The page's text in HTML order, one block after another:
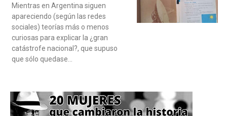
Mientras en Argentina siguen
apareciendo (según las redes
sociales) teorías más o menos
curiosas para explicar la ¿gran
catástrofe nacional?, que supuso
que sólo quedase…